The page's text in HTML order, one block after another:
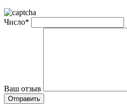
Число*
Ваш отзыв
Отправить